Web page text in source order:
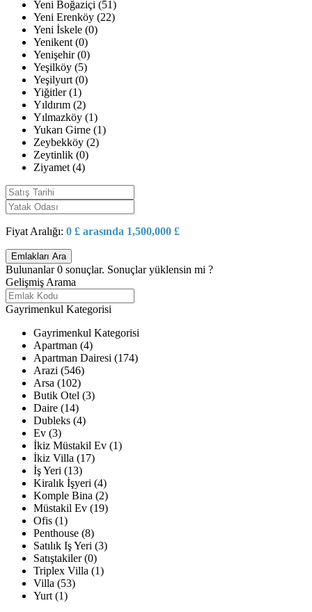
Yeni Boğaziçi (51)
Yeni Erenköy (22)
Yeni İskele (0)
Yenikent (0)
Yenişehir (0)
Yeşilköy (5)
Yeşilyurt (0)
Yiğitler (1)
Yıldırım (2)
Yılmazköy (1)
Yukarı Girne (1)
Zeybekköy (2)
Zeytinlik (0)
Ziyamet (4)
Fiyat Aralığı: 0 £ arasında 1,500,000 £
Bulunanlar0 sonuçlar. Sonuçlar yüklensin mi ?
Gelişmiş Arama
Gayrimenkul Kategorisi
Gayrimenkul Kategorisi
Apartman (4)
Apartman Dairesi (174)
Arazi (546)
Arsa (102)
Butik Otel (3)
Daire (14)
Dubleks (4)
Ev (3)
İkiz Müstakil Ev (1)
İkiz Villa (17)
İş Yeri (13)
Kiralık İşyeri (4)
Komple Bina (2)
Müstakil Ev (19)
Ofis (1)
Penthouse (8)
Satılık Iş Yeri (3)
Satıştakiler (0)
Triplex Villa (1)
Villa (53)
Yurt (1)